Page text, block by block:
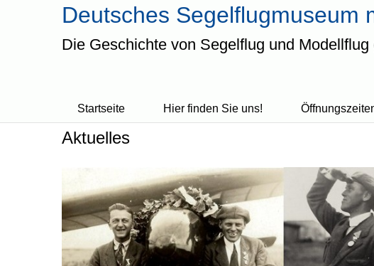
Deutsches Segelflugmuseum
Die Geschichte von Segelflug und Modellflug
Startseite Hier finden Sie uns!
Aktuelles